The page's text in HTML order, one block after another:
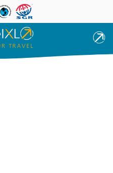
Overslaan en naar de inhoud